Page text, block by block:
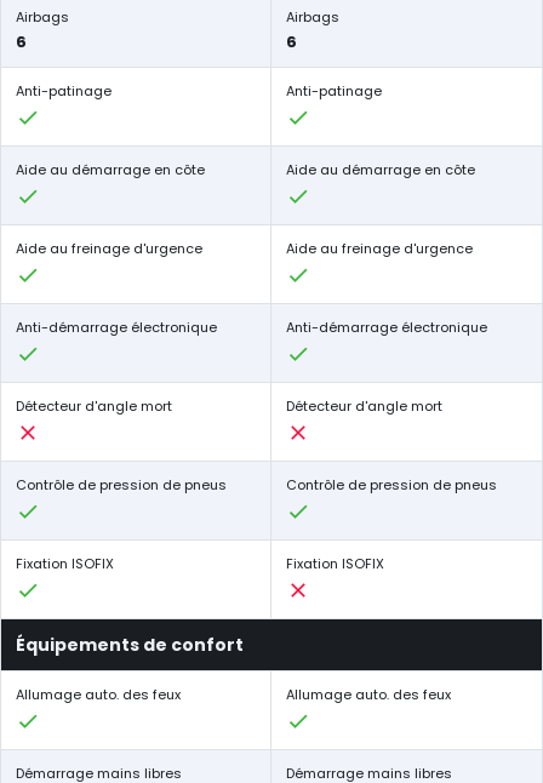
Airbags
6
Airbags
6
Anti-patinage Anti-patinage
Aide au démarrage en côte Aide au démarrage en côte
Aide au freinage d'urgence Aide au freinage d'urgence
Anti-démarrage électronique Anti-démarrage électronique
Détecteur d'angle mort Détecteur d'angle mort
Contrôle de pression de pneus Contrôle de pression de pneus
Fixation ISOFIX Fixation ISOFIX
Équipements de confort
Allumage auto. des feux Allumage auto. des feux
Démarrage mains libres Démarrage mains libres